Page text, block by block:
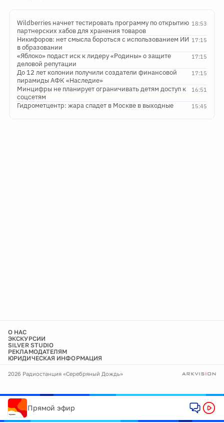
18:53
Wildberries начнет тестировать программу по открытию
партнерских хабов для хранения товаров
17:15
Никифоров: нет смысла бороться с использованием ИИ
в образовании
17:15
«Яблоко» подаст иск к лидеру «Родины» о защите
деловой репутации
17:15
До 12 лет колонии получили создатели финансовой
пирамиды АФК «Наследие»
16:51
Минцифры не планирует ограничивать детям доступ к
соцсетям
15:45
Гидрометцентр: жара спадет в Москве в выходные
О НАС
ЭКСКУРСИИ
SILVER STUDIO
РЕКЛАМОДАТЕЛЯМ
ЮРИДИЧЕСКАЯ ИНФОРМАЦИЯ
2026 Радиостанция «Серебряный Дождь»
Прямой эфир